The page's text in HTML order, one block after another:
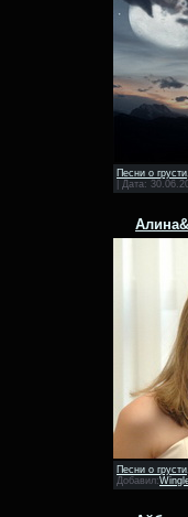
Песни о
Дата:
Песни о
Добавил: